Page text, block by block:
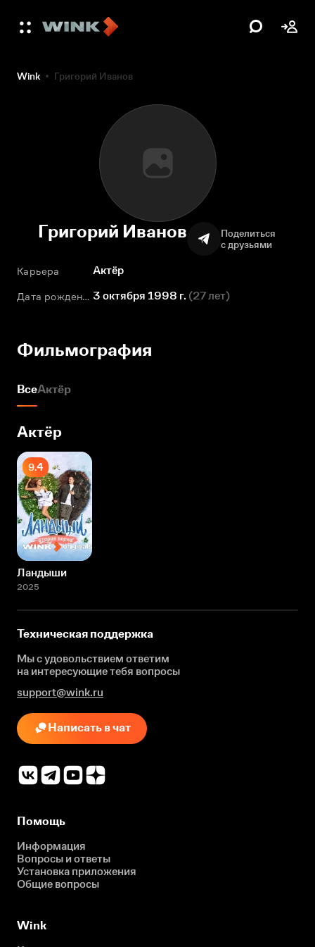
Wink Григорий Иванов
Григорий Иванов
Поделиться
с друзьями
Карьера Актёр
Дата рождения 3 октября 1998 г. (27 лет)
Фильмография
ВсеАктёр
Актёр
9.4
Ландыши
2025
Техническая поддержка
Мы с удовольствием ответим
на интересующиетебя вопросы
support@wink.ru
Написать в чат
Помощь
Информация
Вопросы и ответы
Установка приложения
Общие вопросы
Wink